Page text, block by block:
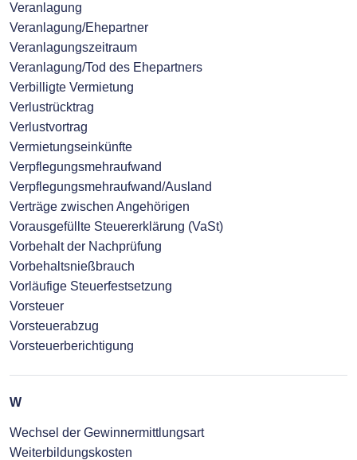
Veranlagung
Veranlagung/Ehepartner
Veranlagungszeitraum
Veranlagung/Tod des Ehepartners
Verbilligte Vermietung
Verlustrücktrag
Verlustvortrag
Vermietungseinkünfte
Verpflegungsmehraufwand
Verpflegungsmehraufwand/Ausland
Verträge zwischen Angehörigen
Vorausgefüllte Steuererklärung (VaSt)
Vorbehalt der Nachprüfung
Vorbehaltsnießbrauch
Vorläufige Steuerfestsetzung
Vorsteuer
Vorsteuerabzug
Vorsteuerberichtigung
W
Wechsel der Gewinnermittlungsart
Weiterbildungskosten